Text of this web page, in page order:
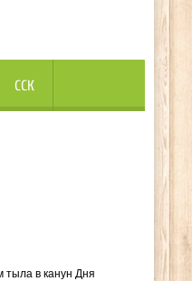
ССК
тыла в канун Дня